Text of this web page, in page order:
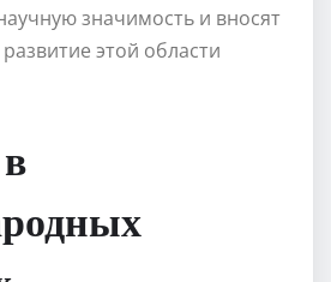
значимость и вносят
этой области